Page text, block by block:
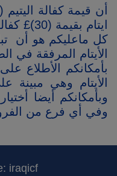
أن قيمة كفالة اليتيم (20)
ايتام بقيمة (30)£ كفالة ليتيمين من الاطفال.
كل ماعليكم هو أن
الأيتام المرفقة في
بأمكانكم الأطلاع
الأيتام وهي مبينة
وبأمكانكم أيضا
وفي أي فرع من